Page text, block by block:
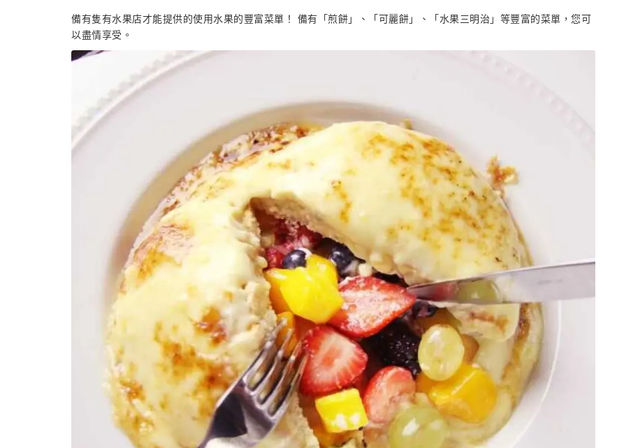
備有隻有水果店才能提供的使用水果的豐富菜單！ 備有「煎餅」、「可麗餅」、「水果三明治」等豐富的菜單，您可
以盡情享受。